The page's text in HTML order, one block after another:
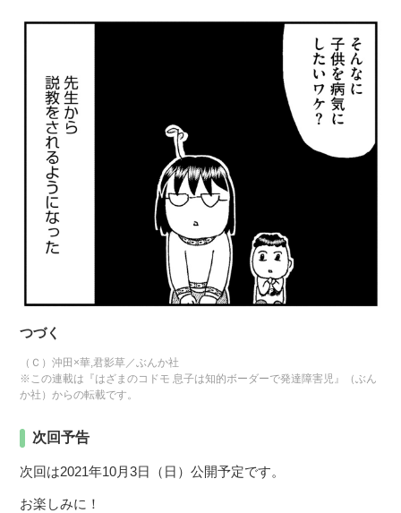
つづく
（Ｃ）沖田×華,君影草／ぶんか社
※この連載は『はざまのコドモ 息子は知的ボーダーで発達障害児』（ぶん
か社）からの転載です。
次回予告
次回は2021年10月3日（日）公開予定です。
お楽しみに！